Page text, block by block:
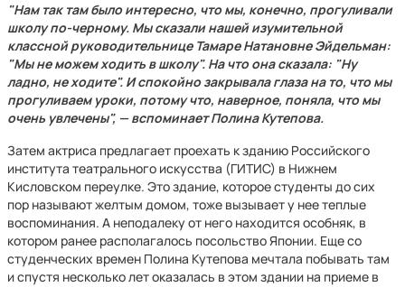
"Нам так там было интересно, что мы, конечно, прогуливали
школу по-черному. Мы сказали нашей изумительной
классной руководительнице Тамаре Натановне Эйдельман:
"Мы не можем ходить в школу". На что она сказала: "Ну
ладно, не ходите". И спокойно закрывала глаза на то, что мы
прогуливаем уроки, потому что, наверное, поняла, что мы
очень увлечены", — вспоминает Полина Кутепова.
Затем актриса предлагает проехать к зданию Российского
института театрального искусства (ГИТИС) в Нижнем
Кисловском переулке. Это здание, которое студенты до сих
пор называют желтым домом, тоже вызывает у нее теплые
воспоминания. А неподалеку от него находится особняк, в
котором ранее располагалось посольство Японии. Еще со
студенческих времен Полина Кутепова мечтала побывать там
и спустя несколько лет оказалась в этом здании на приеме в